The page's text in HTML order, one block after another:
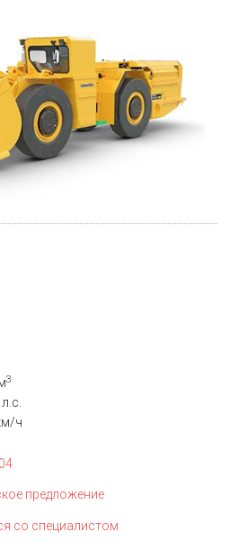
3
ч
предложение
со специалистом